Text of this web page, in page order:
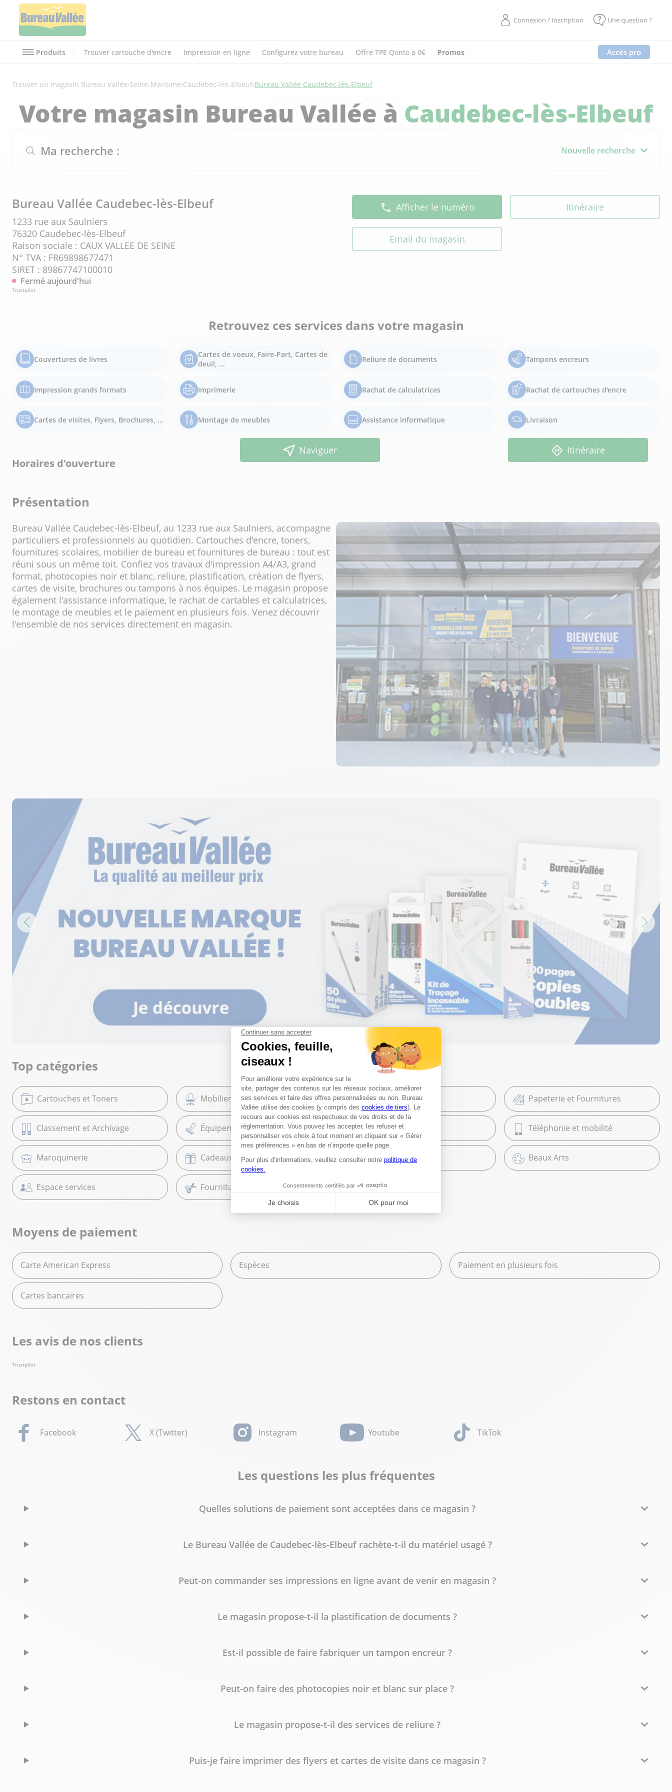
Connexion / Inscription Une question ?
Produits Trouver cartouche d'encre Impression en ligne Configurez votre bureau Offre TPE Qonto à 0€ Promos Accès pro
Trouver un magasin Bureau Vallée Seine-Maritime Caudebec-lès-Elbeuf Bureau Vallée Caudebec-lès-Elbeuf
Votre magasin Bureau Vallée à Caudebec-lès-Elbeuf
Ma recherche : Nouvelle recherche
Bureau Vallée Caudebec-lès-Elbeuf
1233 rue aux Saulniers
76320 Caudebec-lès-Elbeuf
Raison sociale : CAUX VALLEE DE SEINE
N° TVA : FR69898677471
SIRET : 89867747100010
Fermé aujourd'hui
Trustpilot
Afficher le numéro Itinéraire
Email du magasin
Retrouvez ces services dans votre magasin
Couvertures de livres
Cartes de voeux, Faire-Part, Cartes de
deuil, ...
Reliure de documents Tampons encreurs
Impression grands formats Imprimerie Rachat de calculatrices Rachat de cartouches d'encre
Cartes de visites, Flyers, Brochures, ... Montage de meubles Assistance informatique Livraison
Horaires d'ouverture
Naviguer Itinéraire
Présentation
Bureau Vallée Caudebec-lès-Elbeuf, au 1233 rue aux Saulniers, accompagne
particuliers et professionnels au quotidien. Cartouches d'encre, toners,
fournitures scolaires, mobilier de bureau et fournitures de bureau : tout est
réuni sous un même toit. Confiez vos travaux d'impression A4/A3, grand
format, photocopies noir et blanc, reliure, plastification, création de flyers,
cartes de visite, brochures ou tampons à nos équipes. Le magasin propose
également l'assistance informatique, le rachat de cartables et calculatrices,
le montage de meubles et le paiement en plusieurs fois. Venez découvrir
l'ensemble de nos services directement en magasin.
Top catégories
Cartouches et Toners Mobilier de bureau Bureautique Papeterie et Fournitures
Classement et Archivage Équipement et Commerce High Tech Téléphonie et mobilité
Maroquinerie Cadeaux Librairie Beaux Arts
Espace services Fournitures scolaires
Moyens de paiement
Carte American Express Espèces Paiement en plusieurs fois
Cartes bancaires
Les avis de nos clients
Trustpilot
Restons en contact
Facebook X (Twitter) Instagram Youtube TikTok
Les questions les plus fréquentes
Quelles solutions de paiement sont acceptées dans ce magasin ?
Le Bureau Vallée de Caudebec-lès-Elbeuf rachète-t-il du matériel usagé ?
Peut-on commander ses impressions en ligne avant de venir en magasin ?
Le magasin propose-t-il la plastification de documents ?
Est-il possible de faire fabriquer un tampon encreur ?
Peut-on faire des photocopies noir et blanc sur place ?
Le magasin propose-t-il des services de reliure ?
Puis-je faire imprimer des flyers et cartes de visite dans ce magasin ?